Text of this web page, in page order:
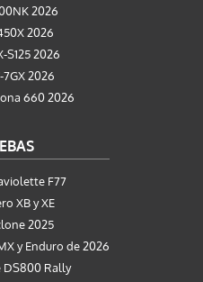
2026
2026
S125 2026
7GX 2026
660 2026
F77
XB y XE
2025
y Enduro de 2026
DS800 Rally